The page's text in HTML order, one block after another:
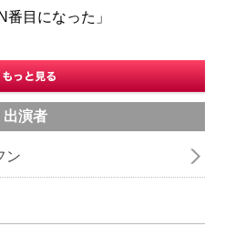
番目になった」
出演者
ン